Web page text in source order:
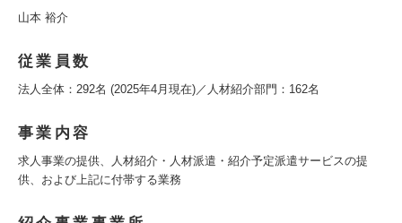
山本 裕介
従業員数
法人全体：292名 (2025年4月現在)／人材紹介部門：162名
事業内容
求人事業の提供、人材紹介・人材派遣・紹介予定派遣サービスの提
供、および上記に付帯する業務